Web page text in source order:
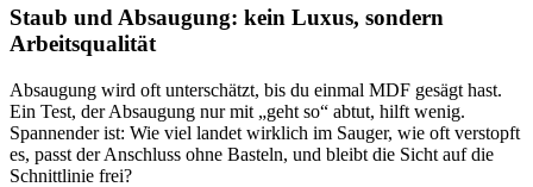
Staub und Absaugung: kein Luxus, sondern
Arbeitsqualität
Absaugung wird oft unterschätzt, bis du einmal MDF gesägt hast.
Ein Test, der Absaugung nur mit „geht so“ abtut, hilft wenig.
Spannender ist: Wie viel landet wirklich im Sauger, wie oft verstopft
es, passt der Anschluss ohne Basteln, und bleibt die Sicht auf die
Schnittlinie frei?